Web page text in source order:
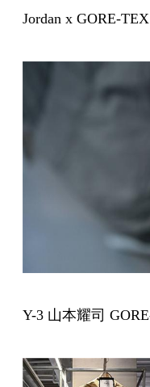
Jordan x GORE-
Y-3 山本耀司